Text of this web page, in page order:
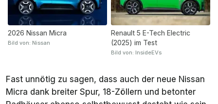
2026 Nissan Micra
Bild von: Nissan
Renault 5 E-Tech Electric
(2025) im Test
Bild von: InsideEVs
Fast unnötig zu sagen, dass auch der neue Nissan
Micra dank breiter Spur, 18-Zöllern und betonter